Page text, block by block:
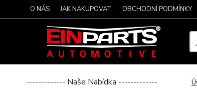
O NÁS JAK NAKUPOVAT OBCHODNÍ PODMÍNKY
------------- Naše Nabídka -------------